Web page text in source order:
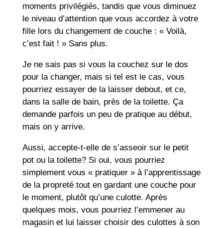
moments privilégiés, tandis que vous diminuez
le niveau d’attention que vous accordez à votre
fille lors du changement de couche : « Voilà,
c’est fait ! » Sans plus.
Je ne sais pas si vous la couchez sur le dos
pour la changer, mais si tel est le cas, vous
pourriez essayer de la laisser debout, et ce,
dans la salle de bain, près de la toilette. Ça
demande parfois un peu de pratique au début,
mais on y arrive.
Aussi, accepte-t-elle de s’asseoir sur le petit
pot ou la toilette? Si oui, vous pourriez
simplement vous « pratiquer » à l’apprentissage
de la propreté tout en gardant une couche pour
le moment, plutôt qu’une culotte. Après
quelques mois, vous pourriez l’emmener au
magasin et lui laisser choisir des culottes à son